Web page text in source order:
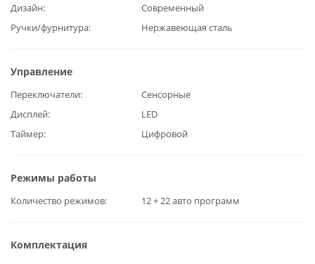
Дизайн
Современный
Ручки/фурнитура
Нержавеющая сталь
Управление
Переключатели
Сенсорные
Дисплей
LED
Таймер
Цифровой
Режимы работы
Количество режимов 12 + 22 авто программ
Комплектация